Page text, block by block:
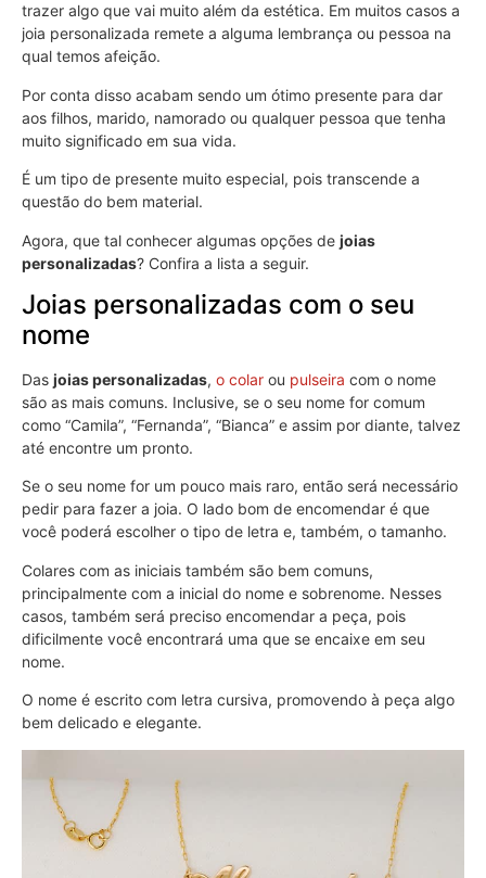
trazer algo que vai muito além da estética. Em muitos casos a
joia personalizada remete a alguma lembrança ou pessoa na
qual temos afeição.
Por conta disso acabam sendo um ótimo presente para dar
aos filhos, marido, namorado ou qualquer pessoa que tenha
muito significado em sua vida.
É um tipo de presente muito especial, pois transcende a
questão do bem material.
Agora, que tal conhecer algumas opções de joias
personalizadas? Confira a lista a seguir.
Joias personalizadas com o seu
nome
Das joias personalizadas, o colar ou pulseira com o nome
são as mais comuns. Inclusive, se o seu nome for comum
como “Camila”, “Fernanda”, “Bianca” e assim por diante, talvez
até encontre um pronto.
Se o seu nome for um pouco mais raro, então será necessário
pedir para fazer a joia. O lado bom de encomendar é que
você poderá escolher o tipo de letra e, também, o tamanho.
Colares com as iniciais também são bem comuns,
principalmente com a inicial do nome e sobrenome. Nesses
casos, também será preciso encomendar a peça, pois
dificilmente você encontrará uma que se encaixe em seu
nome.
O nome é escrito com letra cursiva, promovendo à peça algo
bem delicado e elegante.